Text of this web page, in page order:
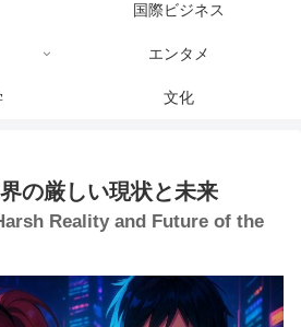
国際ビジネス
エンタメ
文化
の厳しい現状と未来
Reality and Future of the